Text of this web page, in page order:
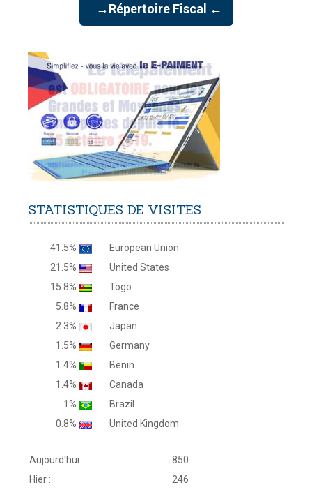
→Répertoire Fiscal ←
STATISTIQUES DE VISITES
41.5%
European Union
21.5%
United States
15.8%
Togo
5.8%
France
2.3%
Japan
1.5%
Germany
1.4%
Benin
1.4%
Canada
1%
Brazil
0.8%
United Kingdom
Aujourd'hui :
850
Hier :
246